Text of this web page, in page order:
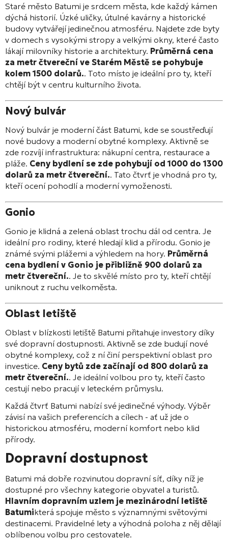
Staré město Batumi je srdcem města, kde každý kámen
dýchá historií. Úzké uličky, útulné kavárny a historické
budovy vytvářejí jedinečnou atmosféru. Najdete zde byty
v domech s vysokými stropy a velkými okny, které často
lákají milovníky historie a architektury. Průměrná cena
za metr čtvereční ve Starém Městě se pohybuje
kolem 1500 dolarů.. Toto místo je ideální pro ty, kteří
chtějí být v centru kulturního života.
Nový bulvár
Nový bulvár je moderní část Batumi, kde se soustřeďují
nové budovy a moderní obytné komplexy. Aktivně se
zde rozvíjí infrastruktura: nákupní centra, restaurace a
pláže. Ceny bydlení se zde pohybují od 1000 do 1300
dolarů za metr čtvereční.. Tato čtvrť je vhodná pro ty,
kteří ocení pohodlí a moderní vymoženosti.
Gonio
Gonio je klidná a zelená oblast trochu dál od centra. Je
ideální pro rodiny, které hledají klid a přírodu. Gonio je
známé svými plážemi a výhledem na hory. Průměrná
cena bydlení v Gonio je přibližně 900 dolarů za
metr čtvereční.. Je to skvělé místo pro ty, kteří chtějí
uniknout z ruchu velkoměsta.
Oblast letiště
Oblast v blízkosti letiště Batumi přitahuje investory díky
své dopravní dostupnosti. Aktivně se zde budují nové
obytné komplexy, což z ní činí perspektivní oblast pro
investice. Ceny bytů zde začínají od 800 dolarů za
metr čtvereční.. Je ideální volbou pro ty, kteří často
cestují nebo pracují v leteckém průmyslu.
Každá čtvrť Batumi nabízí své jedinečné výhody. Výběr
závisí na vašich preferencích a cílech - ať už jde o
historickou atmosféru, moderní komfort nebo klid
přírody.
Dopravní dostupnost
Batumi má dobře rozvinutou dopravní síť, díky níž je
dostupné pro všechny kategorie obyvatel a turistů.
Hlavním dopravním uzlem je mezinárodní letiště
Batumikterá spojuje město s významnými světovými
destinacemi. Pravidelné lety a výhodná poloha z něj dělají
oblíbenou volbu pro cestovatele.